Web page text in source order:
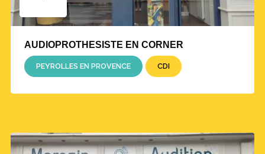
AUDIOPROTHESISTE EN CORNER
PEYROLLES EN PROVENCE CDI